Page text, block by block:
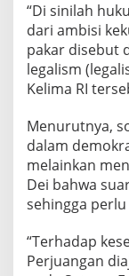
“Di sinilah
dari ambisi
pakar disebut
legalism
Kelima RI
Menurutnya,
dalam
melainkan
Dei bahwa
sehingga
“Terhadap
Perjuangan